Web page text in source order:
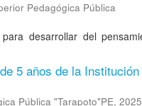
Pedagógica Pública
desarrollar del
5 años de la Institución
Pública "Tarapoto"PE,